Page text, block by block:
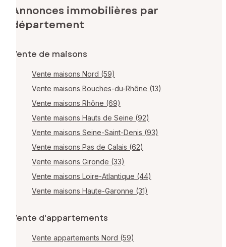
Annonces immobilières par
département
Vente de maisons
Vente maisons Nord (59)
Vente maisons Bouches-du-Rhône (13)
Vente maisons Rhône (69)
Vente maisons Hauts de Seine (92)
Vente maisons Seine-Saint-Denis (93)
Vente maisons Pas de Calais (62)
Vente maisons Gironde (33)
Vente maisons Loire-Atlantique (44)
Vente maisons Haute-Garonne (31)
Vente d'appartements
Vente appartements Nord (59)